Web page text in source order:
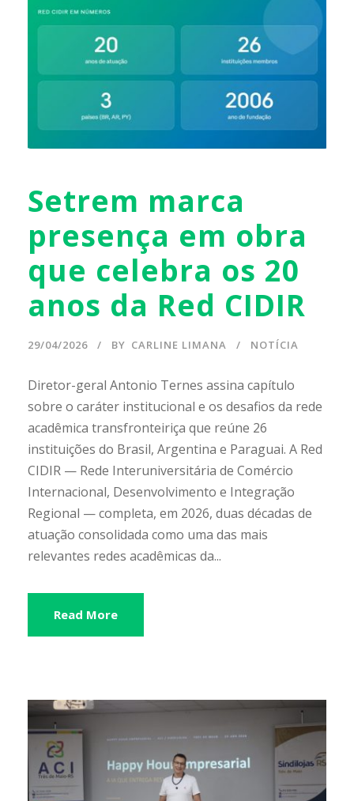
Setrem marca
presença em obra
que celebra os 20
anos da Red CIDIR
29/04/2026 BY CARLINE LIMANA NOTÍCIA
Diretor-geral Antonio Ternes assina capítulo
sobre o caráter institucional e os desafios da rede
acadêmica transfronteiriça que reúne 26
instituições do Brasil, Argentina e Paraguai. A Red
CIDIR — Rede Interuniversitária de Comércio
Internacional, Desenvolvimento e Integração
Regional — completa, em 2026, duas décadas de
atuação consolidada como uma das mais
relevantes redes acadêmicas da...
Read More